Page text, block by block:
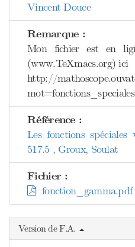
Vincent Douce
Remarque :
Mon fichier est en
(www.TeXmacs.org) ici
http://
mot=fonctions_speciales
Référence :
Les fonctions spéciales
517.5 , Groux, Soulat
Fichier :
fonction_gamma.pdf
Version de F.A.